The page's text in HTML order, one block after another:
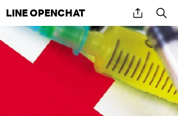
LINE OPENCHAT share